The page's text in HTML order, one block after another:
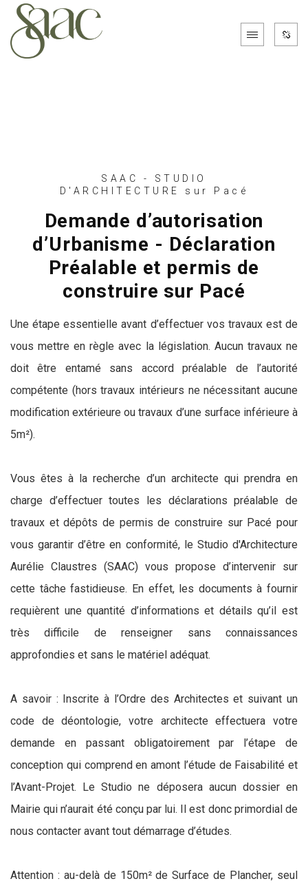
SAAC - STUDIO
D'ARCHITECTURE sur Pacé
Demande d’autorisation
d’Urbanisme - Déclaration
Préalable et permis de
construire sur Pacé
Une étape essentielle avant d’effectuer vos travaux est de
vous mettre en règle avec la législation. Aucun travaux ne
doit être entamé sans accord préalable de l’autorité
compétente (hors travaux intérieurs ne nécessitant aucune
modification extérieure ou travaux d’une surface inférieure à
5m²).
Vous êtes à la recherche d’un architecte qui prendra en
charge d’effectuer toutes les déclarations préalable de
travaux et dépôts de permis de construire sur Pacé pour
vous garantir d’être en conformité, le Studio d'Architecture
Aurélie Claustres (SAAC) vous propose d’intervenir sur
cette tâche fastidieuse. En effet, les documents à fournir
requièrent une quantité d’informations et détails qu’il est
très difficile de renseigner sans connaissances
approfondies et sans le matériel adéquat.
A savoir : Inscrite à l’Ordre des Architectes et suivant un
code de déontologie, votre architecte effectuera votre
demande en passant obligatoirement par l’étape de
conception qui comprend en amont l’étude de Faisabilité et
l’Avant-Projet. Le Studio ne déposera aucun dossier en
Mairie qui n’aurait été conçu par lui. Il est donc primordial de
nous contacter avant tout démarrage d’études.
Attention : au-delà de 150m² de Surface de Plancher, seul